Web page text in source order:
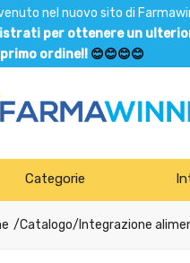
nel nuovo sito di
per ottenere un
ordine!! 😊😊😊😊
Categorie
Catalogo/ Integrazione